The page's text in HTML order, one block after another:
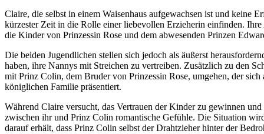
Claire, die selbst in einem Waisenhaus aufgewachsen ist und keine
kürzester Zeit in die Rolle einer liebevollen Erzieherin einfinden.
die Kinder von Prinzessin Rose und dem abwesenden Prinzen
Die beiden Jugendlichen stellen sich jedoch als äußerst
haben, ihre Nannys mit Streichen zu vertreiben. Zusätzlich zu den
mit Prinz Colin, dem Bruder von Prinzessin Rose, umgehen, der
königlichen Familie präsentiert.
Während Claire versucht, das Vertrauen der Kinder zu gewinnen
zwischen ihr und Prinz Colin romantische Gefühle. Die Situation
darauf erhält, dass Prinz Colin selbst der Drahtzieher hinter der